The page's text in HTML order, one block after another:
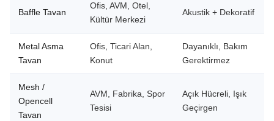
Baffle Tavan
Ofis, AVM, Otel,
Kültür Merkezi
Akustik + Dekoratif
Metal Asma
Tavan
Ofis, Ticari Alan,
Konut
Dayanıklı, Bakım
Gerektirmez
Mesh /
Opencell
Tavan
AVM, Fabrika, Spor
Tesisi
Açık Hücreli, Işık
Geçirgen